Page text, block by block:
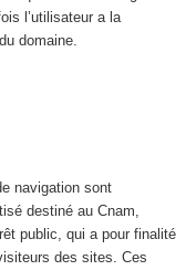
l’utilisateur a la
domaine.
navigation sont
destiné au Cnam,
public, qui a pour finalité
des sites. Ces